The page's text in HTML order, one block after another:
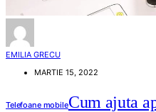
EMILIA GRECU
MARTIE 15, 2022
Telefoane mobileCum ajuta